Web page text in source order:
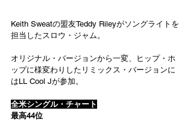
Keith Sweatの盟友Teddy Rileyがソングライトを
担当したスロウ・ジャム。
オリジナル・バージョンから一変、ヒップ・ホ
ップに様変わりしたリミックス・バージョンに
はLL Cool Jが参加。
全米シングル・チャート
最高44位